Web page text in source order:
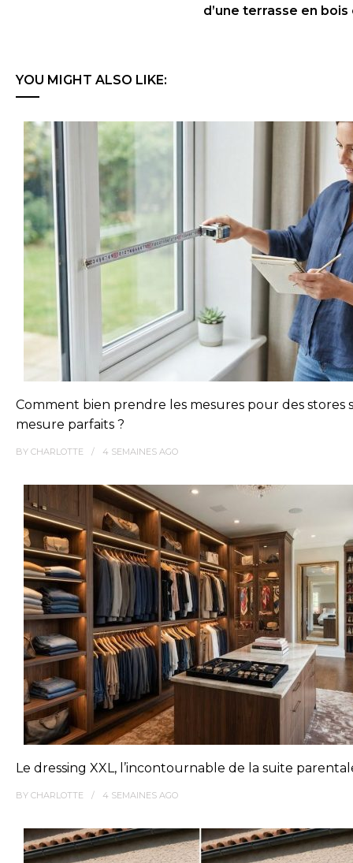
d’une terrasse en
YOU MIGHT ALSO LIKE:
Comment bien prendre les mesures pour des stores
mesure parfaits ?
BY CHARLOTTE 4 SEMAINES AGO
Le dressing XXL, l’incontournable de la suite
BY CHARLOTTE 4 SEMAINES AGO